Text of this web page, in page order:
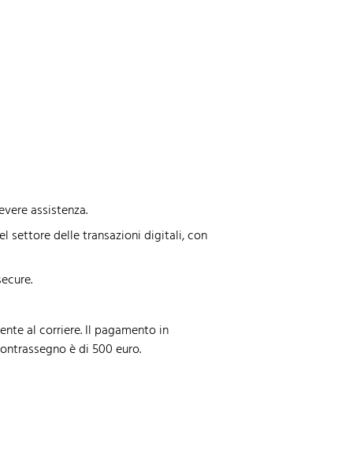
assistenza.
settore delle transazioni digitali, con
al corriere. Il pagamento in
è di 500 euro.